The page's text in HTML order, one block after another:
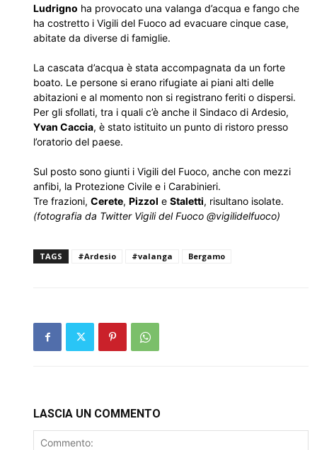
Ludrigno ha provocato una valanga d’acqua e fango che
ha costretto i Vigili del Fuoco ad evacuare cinque case,
abitate da diverse di famiglie.
La cascata d’acqua è stata accompagnata da un forte
boato. Le persone si erano rifugiate ai piani alti delle
abitazioni e al momento non si registrano feriti o dispersi.
Per gli sfollati, tra i quali c’è anche il Sindaco di Ardesio,
Yvan Caccia, è stato istituito un punto di ristoro presso
l’oratorio del paese.
Sul posto sono giunti i Vigili del Fuoco, anche con mezzi
anfibi, la Protezione Civile e i Carabinieri.
Tre frazioni, Cerete, Pizzol e Staletti, risultano isolate.
(fotografia da Twitter Vigili del Fuoco @vigilidelfuoco)
TAGS #Ardesio #valanga Bergamo
LASCIA UN COMMENTO